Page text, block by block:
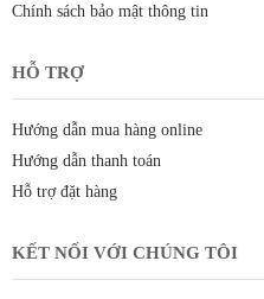
Chính sách bảo mật thông tin
HỖ TRỢ
Hướng dẫn mua hàng online
Hướng dẫn thanh toán
Hỗ trợ đặt hàng
KẾT NỐI VỚI CHÚNG TÔI